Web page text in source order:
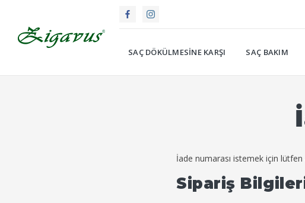
SAÇ DÖKÜLMESINE KARŞI SAÇ BAKIM
İade numarası istemek için
Sipariş